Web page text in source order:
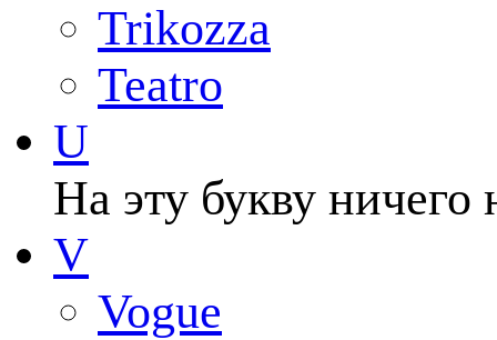
Trikozza
Teatro
U
На эту букву ничего
V
Vogue